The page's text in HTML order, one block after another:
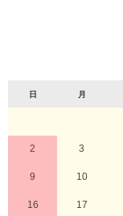
日 月
2 3
9 10
16 17